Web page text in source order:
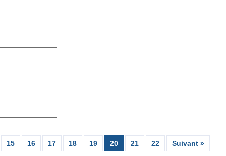
Suivant »
22
21
20
19
18
17
16
15